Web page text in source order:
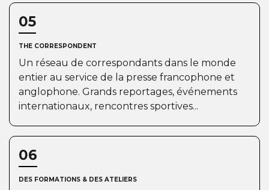
05
THE CORRESPONDENT
Un réseau de correspondants dans le monde
entier au service de la presse francophone et
anglophone. Grands reportages, événements
internationaux, rencontres sportives...
06
DES FORMATIONS & DES ATELIERS